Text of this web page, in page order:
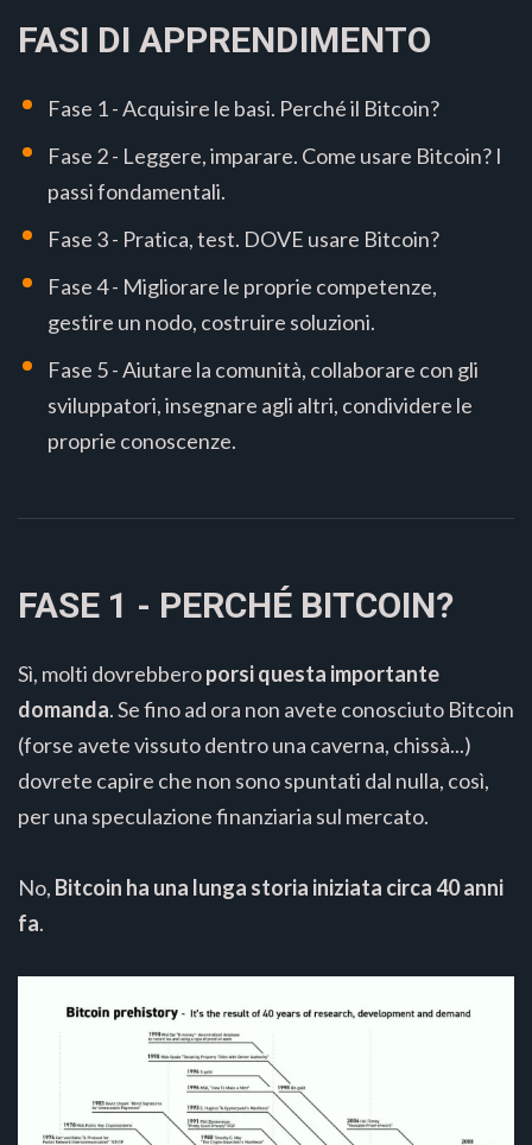
FASI DI APPRENDIMENTO
Fase 1 - Acquisire le basi. Perché il Bitcoin?
Fase 2 - Leggere, imparare. Come usare Bitcoin? I
passi fondamentali.
Fase 3 - Pratica, test. DOVE usare Bitcoin?
Fase 4 - Migliorare le proprie competenze,
gestire un nodo, costruire soluzioni.
Fase 5 - Aiutare la comunità, collaborare con gli
sviluppatori, insegnare agli altri, condividere le
proprie conoscenze.
FASE 1 - PERCHÉ BITCOIN?
Sì, molti dovrebberoporsi questa importante
domanda. Se fino ad ora non avete conosciuto Bitcoin
(forse avete vissuto dentro una caverna, chissà...)
dovrete capire che non sono spuntati dal nulla, così,
per una speculazione finanziaria sul mercato.
No, Bitcoin ha una lunga storia iniziata circa 40 anni
fa.